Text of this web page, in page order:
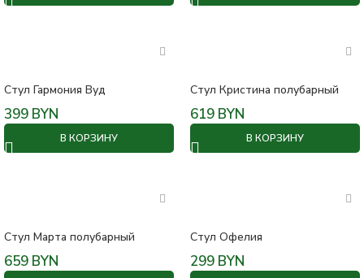
Стул Гармония Вуд
399 BYN
В КОРЗИНУ
Стул Кристина полубарный
619 BYN
В КОРЗИНУ
Стул Марта полубарный
659 BYN
Стул Офелия
299 BYN